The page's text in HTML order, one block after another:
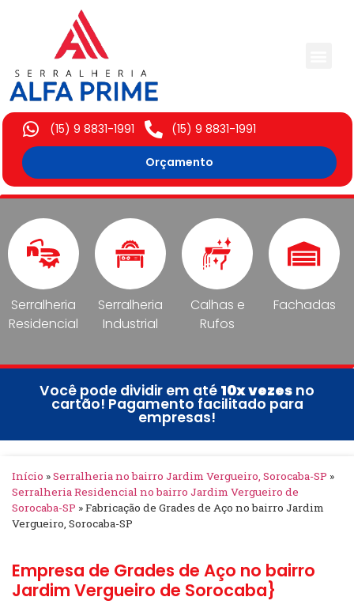
(15) 9 8831-1991 (15) 9 8831-1991
Orçamento
Serralheria
Residencial
Serralheria
Industrial
Calhas e
Rufos
Fachadas
Você pode dividir em até 10x vezes no
cartão! Pagamento facilitado para
empresas!
Início »Serralheria no bairro Jardim Vergueiro, Sorocaba-SP »
Serralheria Residencial no bairro Jardim Vergueiro de
Sorocaba-SP »Fabricação de Grades de Aço no bairro Jardim
Vergueiro, Sorocaba-SP
Empresa de Grades de Aço no bairro
Jardim Vergueiro de Sorocaba}